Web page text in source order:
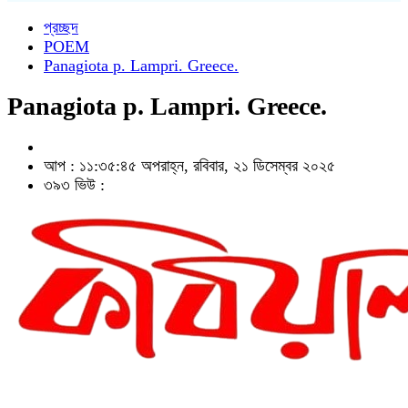
প্রচ্ছদ
POEM
Panagiota p. Lampri. Greece.
Panagiota p. Lampri. Greece.
আপ : ১১:৩৫:৪৫ অপরাহ্ন, রবিবার, ২১ ডিসেম্বর ২০২৫
৩৯৩ ভিউ :